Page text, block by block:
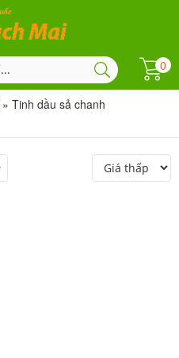
0
» Tinh dầu sả chanh